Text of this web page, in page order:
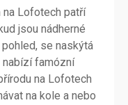
na Lofotech patří
jsou nádherné
se naskýtá
nabízí famózní
na Lofotech
na kole a nebo